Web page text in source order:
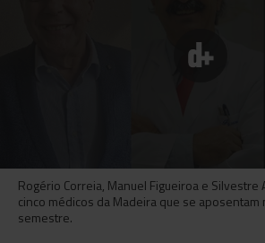
Rogério Correia, Manuel Figueiroa e
cinco médicos da Madeira que se
semestre.